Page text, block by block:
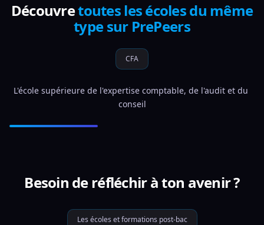
Découvretoutes les écoles du même
type sur PrePeers
CFA
L'école supérieure de l'expertise comptable, de l'audit et du
conseil
Besoin de réfléchir à ton avenir ?
Les écoles et formations post-bac